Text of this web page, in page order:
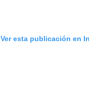
Ver esta publicación en